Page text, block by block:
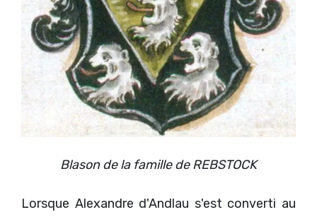
Blason de la famille de REBSTOCK
Lorsque Alexandre d'Andlau s'est converti au